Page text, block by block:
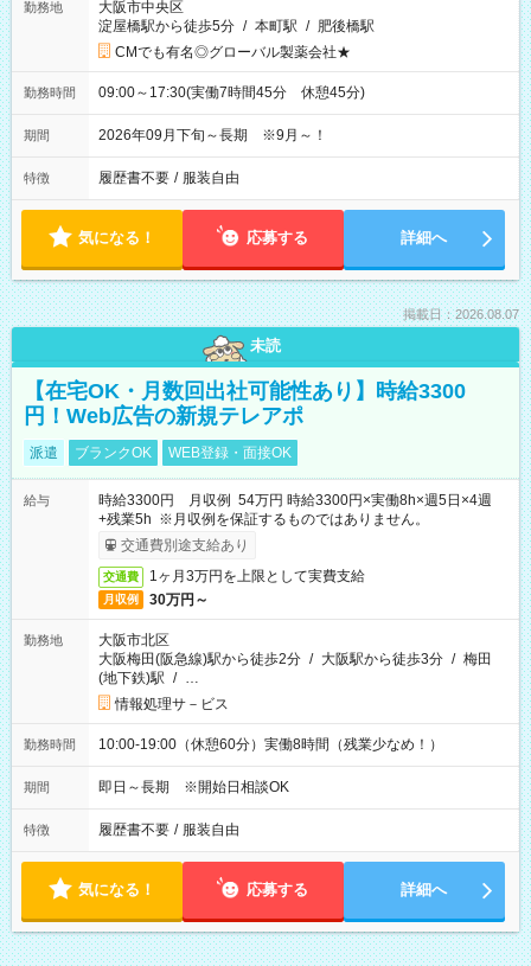
勤務地
大阪市中央区
淀屋橋駅から徒歩5分 / 本町駅 / 肥後橋駅
CMでも有名◎グローバル製薬会社★
勤務時間 09:00～17:30(実働7時間45分 休憩45分)
期間 2026年09月下旬～長期 ※9月～！
特徴 履歴書不要 / 服装自由
気になる！ 応募する 詳細へ
掲載日：2026.08.07
未読
【在宅OK・月数回出社可能性あり】時給3300
円！Web広告の新規テレアポ
派遣 ブランクOK WEB登録・面接OK
給与
時給3300円 月収例 54万円 時給3300円×実働8h×週5日×4週
+残業5h ※月収例を保証するものではありません。
交通費別途支給あり
交通費 1ヶ月3万円を上限として実費支給
月収例 30万円～
勤務地
大阪市北区
大阪梅田(阪急線)駅から徒歩2分 / 大阪駅から徒歩3分 / 梅田
(地下鉄)駅 / …
情報処理サ－ビス
勤務時間 10:00-19:00（休憩60分）実働8時間（残業少なめ！）
期間 即日～長期 ※開始日相談OK
特徴 履歴書不要 / 服装自由
気になる！ 応募する 詳細へ